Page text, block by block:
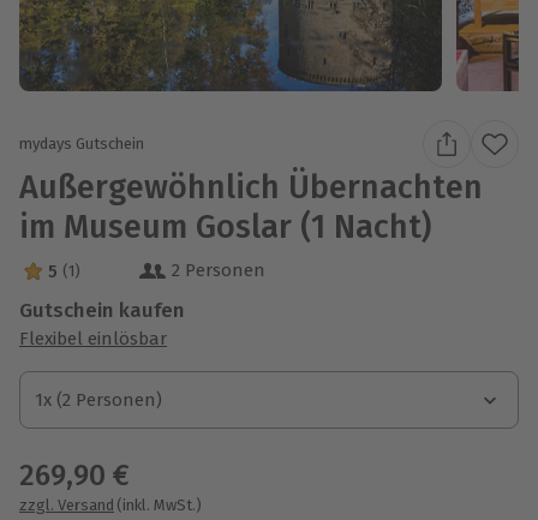
mydays Gutschein
Außergewöhnlich Übernachten
im Museum Goslar (1 Nacht)
5 Sterne von 5 aus 1 Bewertungen
5 (1) 2 Personen
Gutschein kaufen
Flexibel einlösbar
1x (2 Personen)
1x (2 Personen)
1x (2 Personen)
269,90 €
zzgl. Versand (inkl. MwSt.)